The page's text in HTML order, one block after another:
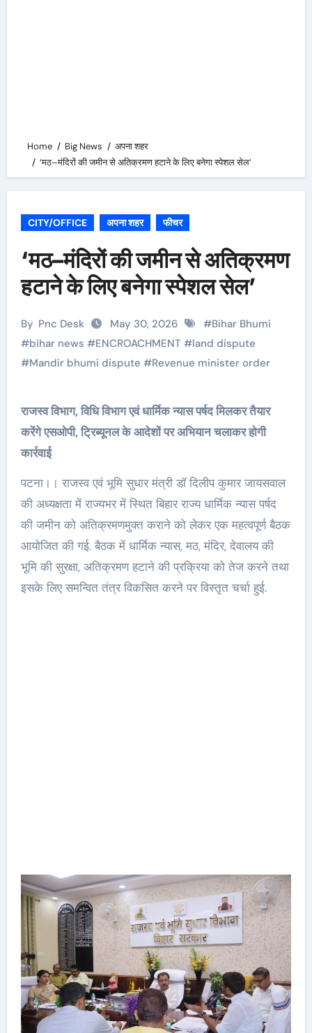
Home Big News
अपना शहर
‘मठ–मंदिरों की जमीन से अतिक्रमण हटाने के लिए बनेगा स्पेशल सेल’
CITY/OFFICE अपना शहर फीचर
‘मठ–मंदिरों की जमीन से अतिक्रमण
हटाने के लिए बनेगा स्पेशल सेल’
By Pnc Desk May 30, 2026 #Bihar Bhumi
#bihar news #ENCROACHMENT #land dispute
#Mandir bhumi dispute #Revenue minister order
राजस्व विभाग, विधि विभाग एवं धार्मिक न्यास पर्षद मिलकर तैयार
करेंगे एसओपी, ट्रिब्यूनल के आदेशों पर अभियान चलाकर होगी
कार्रवाई
पटना।। राजस्व एवं भूमि सुधार मंत्री डॉ दिलीप कुमार जायसवाल
की अध्यक्षता में राज्यभर में स्थित बिहार राज्य धार्मिक न्यास पर्षद
की जमीन को अतिक्रमणमुक्त कराने को लेकर एक महत्वपूर्ण बैठक
आयोजित की गई. बैठक में धार्मिक न्यास, मठ, मंदिर, देवालय की
भूमि की सुरक्षा, अतिक्रमण हटाने की प्रक्रिया को तेज करने तथा
इसके लिए समन्वित तंत्र विकसित करने पर विस्तृत चर्चा हुई.